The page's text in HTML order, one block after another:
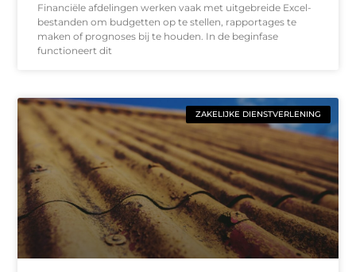
Financiële afdelingen werken vaak met uitgebreide Excel-
bestanden om budgetten op te stellen, rapportages te
maken of prognoses bij te houden. In de beginfase
functioneert dit
ZAKELIJKE DIENSTVERLENING